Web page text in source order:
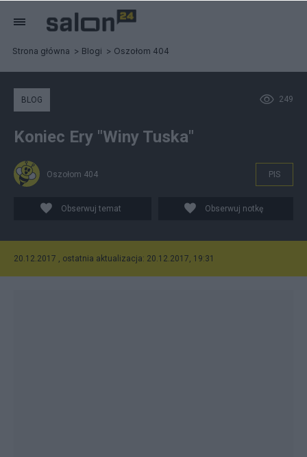
Strona główna Blogi Oszołom 404
249
BLOG
Koniec Ery "Winy Tuska"
Oszołom 404 PIS
Obserwuj temat Obserwuj notkę
20.12.2017 , ostatnia aktualizacja: 20.12.2017, 19:31